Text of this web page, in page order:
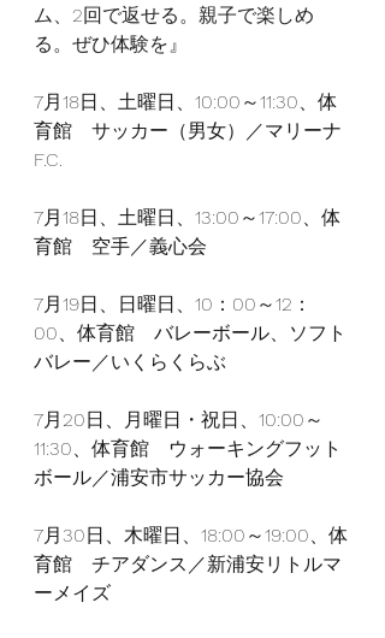
ム、2回で返せる。親子で楽しめ
る。ぜひ体験を』
7月18日、土曜日、10:00～11:30、体
育館　サッカー（男女）／マリーナ
F.C.
7月18日、土曜日、13:00～17:00、体
育館　空手／義心会
7月19日、日曜日、10：00～12：
00、体育館　バレーボール、ソフト
バレー／いくらくらぶ
7月20日、月曜日・祝日、10:00～
11:30、体育館　ウォーキングフット
ボール／浦安市サッカー協会
7月30日、木曜日、18:00～19:00、体
育館　チアダンス／新浦安リトルマ
ーメイズ